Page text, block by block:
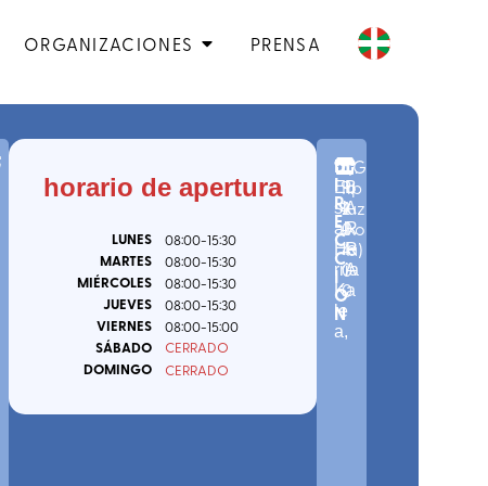
ORGANIZACIONES PRENSA
horario de apertura
LUNES 08:00-15:30
MARTES 08:00-15:30
MIÉRCOLES 08:00-15:30
JUEVES 08:00-15:30
VIERNES 08:00-15:00
SÁBADO CERRADO
DOMINGO CERRADO
D
I
R
E
C
C
I
Ó
N
Eu
sk
al
He
rria
Ka
le
a,
n
º
4
-
C.
P.
2
0
4
0
0
I
B
A
R
R
A
(G
ip
uz
ko
a)